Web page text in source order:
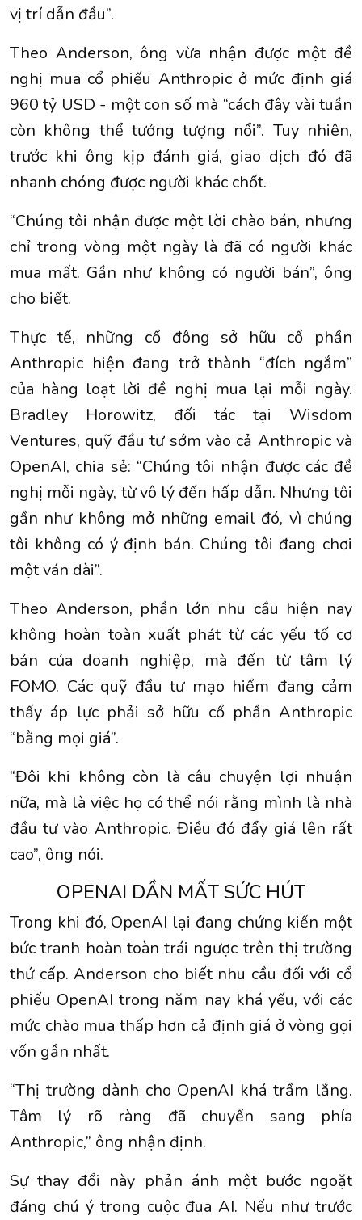
vị trí dẫn đầu”.
Theo Anderson, ông vừa nhận được một đề
nghị mua cổ phiếu Anthropic ở mức định giá
960 tỷ USD - một con số mà “cách đây vài tuần
còn không thể tưởng tượng nổi”. Tuy nhiên,
trước khi ông kịp đánh giá, giao dịch đó đã
nhanh chóng được người khác chốt.
“Chúng tôi nhận được một lời chào bán, nhưng
chỉ trong vòng một ngày là đã có người khác
mua mất. Gần như không có người bán”, ông
cho biết.
Thực tế, những cổ đông sở hữu cổ phần
Anthropic hiện đang trở thành “đích ngắm”
của hàng loạt lời đề nghị mua lại mỗi ngày.
Bradley Horowitz, đối tác tại Wisdom
Ventures, quỹ đầu tư sớm vào cả Anthropic và
OpenAI, chia sẻ: “Chúng tôi nhận được các đề
nghị mỗi ngày, từ vô lý đến hấp dẫn. Nhưng tôi
gần như không mở những email đó, vì chúng
tôi không có ý định bán. Chúng tôi đang chơi
một ván dài”.
Theo Anderson, phần lớn nhu cầu hiện nay
không hoàn toàn xuất phát từ các yếu tố cơ
bản của doanh nghiệp, mà đến từ tâm lý
FOMO. Các quỹ đầu tư mạo hiểm đang cảm
thấy áp lực phải sở hữu cổ phần Anthropic
“bằng mọi giá”.
“Đôi khi không còn là câu chuyện lợi nhuận
nữa, mà là việc họ có thể nói rằng mình là nhà
đầu tư vào Anthropic. Điều đó đẩy giá lên rất
cao”, ông nói.
OPENAI DẦN MẤT SỨC HÚT
Trong khi đó, OpenAI lại đang chứng kiến một
bức tranh hoàn toàn trái ngược trên thị trường
thứ cấp. Anderson cho biết nhu cầu đối với cổ
phiếu OpenAI trong năm nay khá yếu, với các
mức chào mua thấp hơn cả định giá ở vòng gọi
vốn gần nhất.
“Thị trường dành cho OpenAI khá trầm lắng.
Tâm lý rõ ràng đã chuyển sang phía
Anthropic,” ông nhận định.
Sự thay đổi này phản ánh một bước ngoặt
đáng chú ý trong cuộc đua AI. Nếu như trước